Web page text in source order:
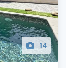
14